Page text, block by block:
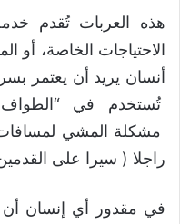
هذه العربات تُقدم
الاحتياجات الخاصة،
أنسان يريد أن يعتمر
تُستخدم في “الطواف
مشكلة المشي
راجلا ( سيرا على
في مقدور أي إنسان